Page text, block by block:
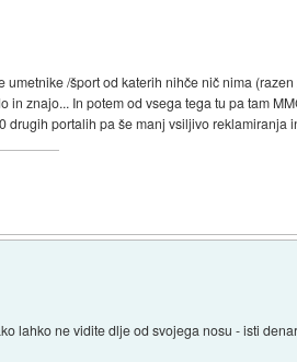
/šport od katerih nihče nič nima
znajo... In potem od vsega tega tu pa tam
portalih pa še manj vsiljivo reklamiranja
lahko ne vidite dlje od svojega nosu - isti